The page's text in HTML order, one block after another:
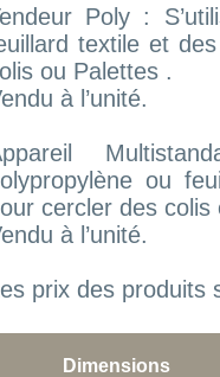
Poly :
textile et
ou Palettes .
à l’unité.
ou
cercler des
à l’unité.
prix des produits
Dimensions